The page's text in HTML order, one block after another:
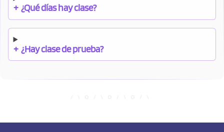
+ ¿Qué días hay clase?
+ ¿Hay clase de prueba?